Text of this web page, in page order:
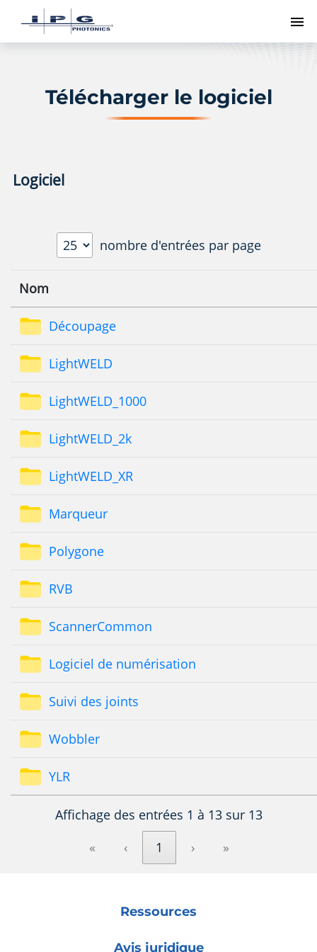
Télécharger le logiciel
Logiciel
nombre d'entrées par page
Nom
Découpage
LightWELD
LightWELD_1000
LightWELD_2k
LightWELD_XR
Marqueur
Polygone
RVB
ScannerCommon
Logiciel de numérisation
Suivi des joints
Wobbler
YLR
Affichage des entrées 1 à 13 sur 13
«
‹ 1 › »
Ressources
Avis juridique